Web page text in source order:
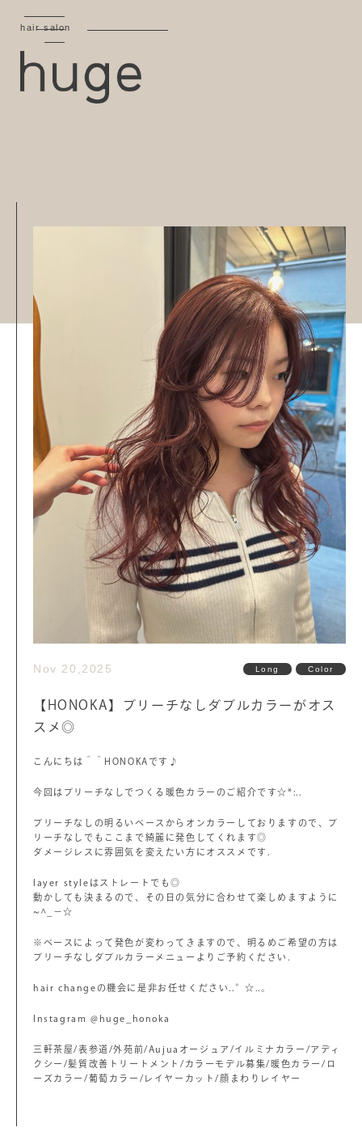
hair salon
Nov 20,2025 Long Color
【HONOKA】ブリーチなしダブルカラーがオス
スメ◎
こんにちは＾＾HONOKAです♪
今回はブリーチなしでつくる暖色カラーのご紹介です☆*:..
ブリーチなしの明るいベースからオンカラーしておりますので、ブ
リーチなしでもここまで綺麗に発色してくれます◎
ダメージレスに雰囲気を変えたい方にオススメです.
layer styleはストレートでも◎
動かしても決まるので、その日の気分に合わせて楽しめますように
~^_－☆
※ベースによって発色が変わってきますので、明るめご希望の方は
ブリーチなしダブルカラーメニューよりご予約ください.
hair changeの機会に是非お任せください..°☆..。
Instagram @huge_honoka
三軒茶屋/表参道/外苑前/Aujuaオージュア/イルミナカラー/アディ
クシー/髪質改善トリートメント/カラーモデル募集/暖色カラー/ロ
ーズカラー/葡萄カラー/レイヤーカット/顔まわりレイヤー